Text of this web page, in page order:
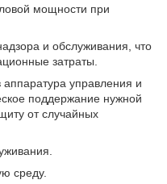
мощности при
и обслуживания, что
затраты.
управления и
поддержание нужной
от случайных
среду.